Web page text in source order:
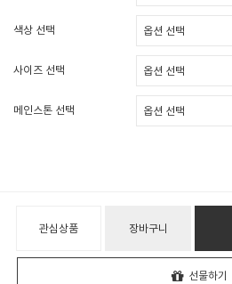
색상 선택
사이즈 선택
메인스톤 선택
관심상품 장바구니
선물하기